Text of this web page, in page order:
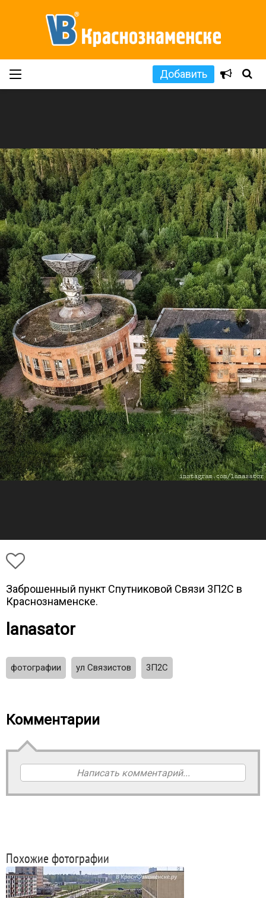
Добавить
Заброшенный пункт Спутниковой Связи 3П2С в
Краснознаменске.
lanasator
фотографии ул Связистов 3П2С
Комментарии
Написать комментарий...
Похожие фотографии